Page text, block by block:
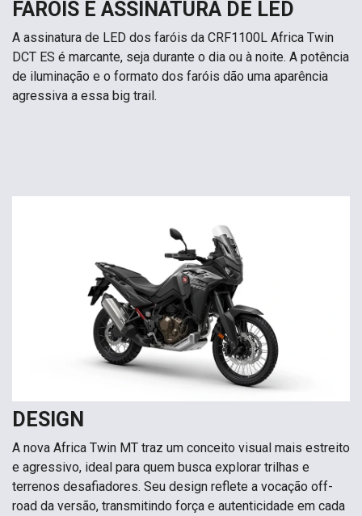
FARÓIS E ASSINATURA DE LED
A assinatura de LED dos faróis da CRF1100L Africa Twin
DCT ES é marcante, seja durante o dia ou à noite. A potência
de iluminação e o formato dos faróis dão uma aparência
agressiva a essa big trail.
DESIGN
A nova Africa Twin MT traz um conceito visual mais estreito
e agressivo, ideal para quem busca explorar trilhas e
terrenos desafiadores. Seu design reflete a vocação off-
road da versão, transmitindo força e autenticidade em cada